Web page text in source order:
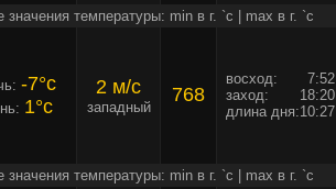
значения температуры: min в г. `c | max в г. `c
-7°c
1°c
2 м/c
западный
768
восход:
7:52
заход:
18:20
длина дня:10:27
значения температуры: min в г. `c | max в г. `c